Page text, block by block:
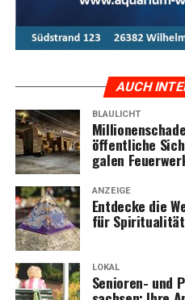
AUCH
BLAULICHT
öffent­li­che
ga­len
ANZEIGE
Ent­de­cke die
für Spi­ri­tua­li­tät
LOKAL
Senio­ren- und